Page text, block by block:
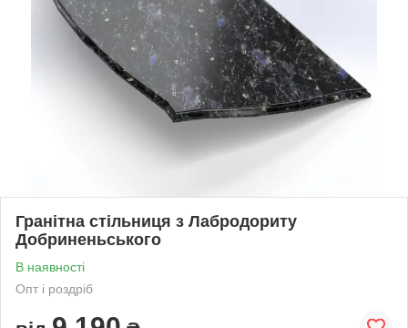
Гранітна стільниця з Лабродориту
Добриненьського
В наявності
Опт і роздріб